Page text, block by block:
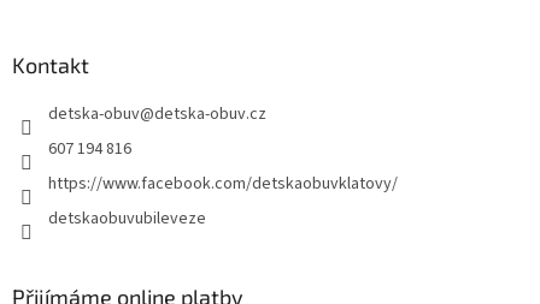
Kontakt
detska-obuv@detska-obuv.cz
607 194 816
https://www.facebook.com/detskaobuvklatovy/
detskaobuvubileveze
Přijímáme online platby